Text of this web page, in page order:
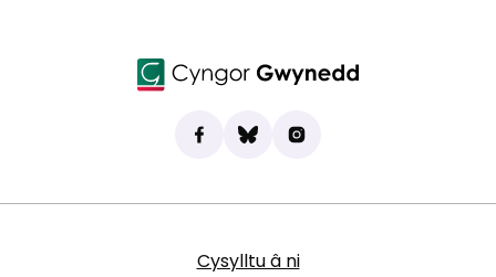
Dod o hyd i ni ar Facebook
(yn agor mewn tab newydd)
Bluesky
(yn agor mewn tab newydd)
Instagram
(yn agor mewn tab
Cysylltu â ni